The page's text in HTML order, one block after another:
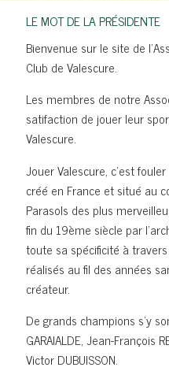
LE MOT DE LA PRÉSIDENTE
Bienvenue sur le site de
Club de Valescure.
Les membres de notre
satifaction de jouer leur
Valescure.
Jouer Valescure, c’est
créé en France et situé au
Parasols des plus
fin du 19ème siècle par
toute sa spécificité à
réalisés au fil des années
créateur.
De grands champions s’y
GARAIALDE, Jean-François
Victor DUBUISSON.